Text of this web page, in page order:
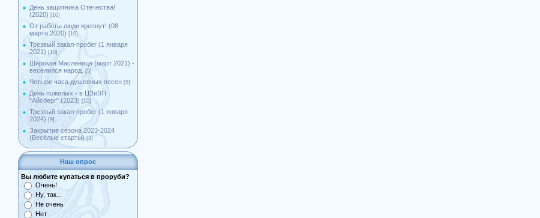
День защитника Отечества!
(2020) [10]
От работы люди крепнут! (08
марта 2020) [10]
Трезвый закал-пробег (1 января
2021) [10]
Широкая Масленица (март 2021) -
веселился народ.
[5]
Четыре часа душевных песен [5]
День пожилых - в ЦЗиЗП
"Айсберг" (2023) [10]
Трезвый закал-пробег (1 января
2024) [9]
Закрытие сезона 2023-2024
(Весёлые старты) [3]
Наш опрос
Вы любите купаться в проруби?
Очень!
Ну, так...
Не очень
Нет